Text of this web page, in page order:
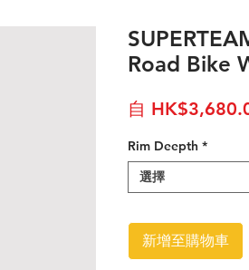
Road Bike
自
Rim Deepth *
選擇
新增至購物車